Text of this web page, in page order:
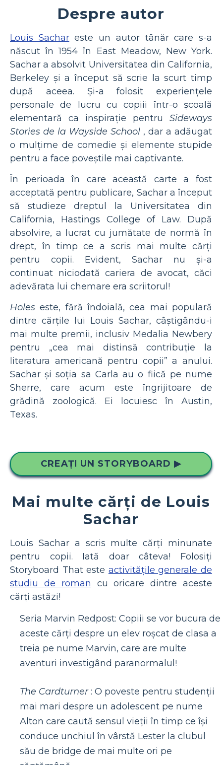
Despre autor
Louis Sachareste un autor tânăr care s-a
născut în 1954 în East Meadow, New York.
Sachar a absolvit Universitatea din California,
Berkeley și a început să scrie la scurt timp
după aceea. Și-a folosit experiențele
personale de lucru cu copiii într-o școală
elementară ca inspirație pentru Sideways
Stories de la Wayside School , dar a adăugat
o mulțime de comedie și elemente stupide
pentru a face poveștile mai captivante.
În perioada în care această carte a fost
acceptată pentru publicare, Sachar a început
să studieze dreptul la Universitatea din
California, Hastings College of Law. După
absolvire, a lucrat cu jumătate de normă în
drept, în timp ce a scris mai multe cărți
pentru copii. Evident, Sachar nu și-a
continuat niciodată cariera de avocat, căci
adevărata lui chemare era scriitorul!
Holes este, fără îndoială, cea mai populară
dintre cărțile lui Louis Sachar, câștigându-i
mai multe premii, inclusiv Medalia Newbery
pentru „cea mai distinsă contribuție la
literatura americană pentru copii” a anului.
Sachar și soția sa Carla au o fiică pe nume
Sherre, care acum este îngrijitoare de
grădină zoologică. Ei locuiesc în Austin,
Texas.
CREAȚI UN STORYBOARD ▶
Mai multe cărți de Louis
Sachar
Louis Sachar a scris multe cărți minunate
pentru copii. Iată doar câteva! Folosiți
Storyboard That este activitățile generale de
studiu de roman cu oricare dintre aceste
cărți astăzi!
Seria Marvin Redpost: Copiii se vor bucura de
aceste cărți despre un elev roșcat de clasa a
treia pe nume Marvin, care are multe
aventuri investigând paranormalul!
The Cardturner: O poveste pentru studenții
mai mari despre un adolescent pe nume
Alton care caută sensul vieții în timp ce își
conduce unchiul în vârstă Lester la clubul
său de bridge de mai multe ori pe